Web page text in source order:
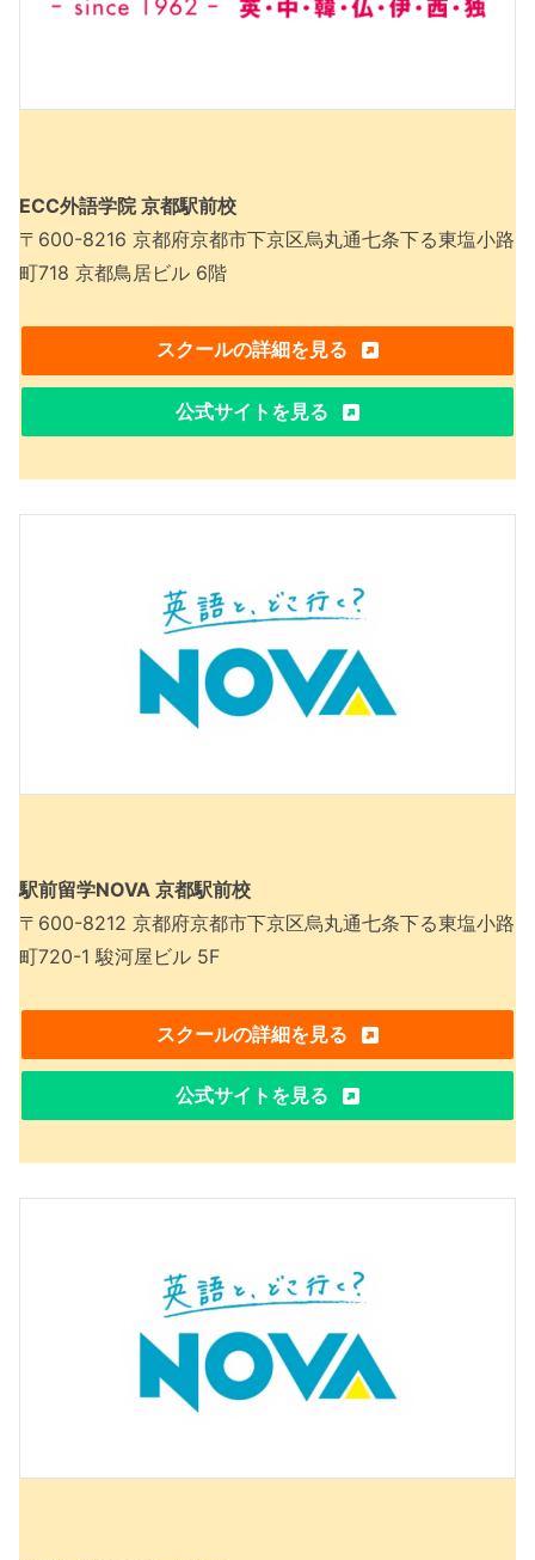
ECC外語学院 京都駅前校
〒600-8216 京都府京都市下京区烏丸通七条下る東塩小路
町718 京都鳥居ビル 6階
スクールの詳細を見る
公式サイトを見る
駅前留学NOVA 京都駅前校
〒600-8212 京都府京都市下京区烏丸通七条下る東塩小路
町720-1 駿河屋ビル 5F
スクールの詳細を見る
公式サイトを見る